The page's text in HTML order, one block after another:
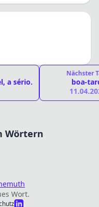
a sério.
Nächster
boa-
Wörtern
Wort.